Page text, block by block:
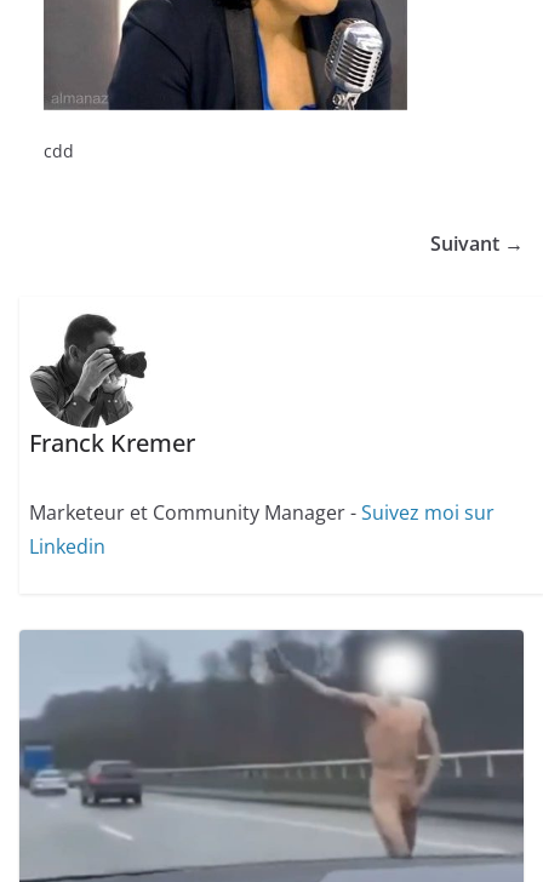
cdd
Suivant →
Franck Kremer
Marketeur et Community Manager -Suivez moi sur
Linkedin